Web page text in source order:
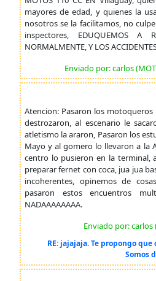
mayores de edad, y quienes la
nosotros se la facilitamos, no
inspectores, EDUQUEMOS A
NORMALMENTE, Y LOS
Enviado por: carlos
Atencion: Pasaron los
destrozaron, al escenario le
atletismo la araron, Pasaron los
Mayo y al gomero lo llevaron a la
centro lo pusieron en la terminal,
preparar fernet con coca, jua jua
incoherentes, opinemos de
pasaron estos encuentros
NADAAAAAAAA.
Enviado por:
RE: jajajaja. Te propongo
Somos